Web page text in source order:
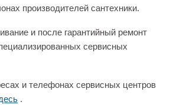
производителей сантехники.
и после гарантийный ремонт
сервисных
и телефонах сервисных центров
.